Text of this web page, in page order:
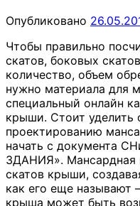
Опубликовано
Чтобы правильно
скатов, боковых
количество, объем
нужно материала для
специальный онлайн
крыши. Стоит уделить
проектированию
начать с документа
ЗДАНИЯ». Мансардная
скатов крыши,
как его еще называют
крыша может быть